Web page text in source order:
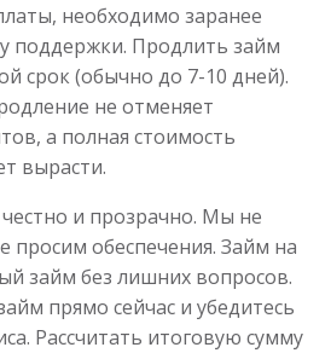
необходимо заранее
поддержки. Продлить займ
срок (обычно до 7-10 дней).
не отменяет
а полная стоимость
вырасти.
и прозрачно. Мы не
просим обеспечения. Займ на
займ без лишних вопросов.
прямо сейчас и убедитесь
Рассчитать итоговую сумму